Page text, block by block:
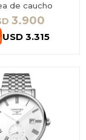
de caucho
3.900
USD 3.315